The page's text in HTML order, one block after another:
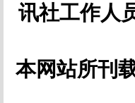
讯社工作人
本网站所刊